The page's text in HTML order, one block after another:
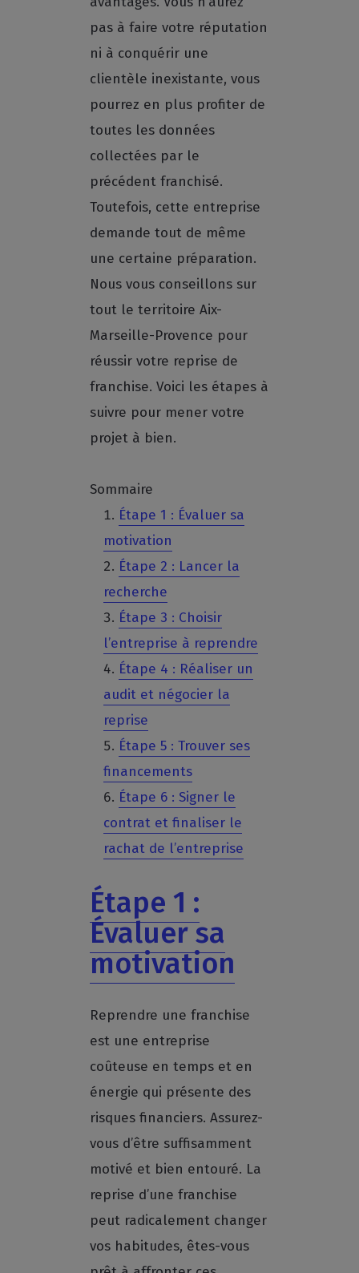
pas à faire votre réputation
ni à conquérir une
clientèle inexistante, vous
pourrez en plus profiter de
toutes les données
collectées par le
précédent franchisé.
Toutefois, cette entreprise
demande tout de même
une certaine préparation.
Nous vous conseillons sur
tout le territoire Aix-
Marseille-Provence pour
réussir votre reprise de
franchise. Voici les étapes à
suivre pour mener votre
projet à bien.
Sommaire
Étape 1 : Évaluer sa
motivation
Étape 2 : Lancer la
recherche
Étape 3 : Choisir
l’entreprise à reprendre
Étape 4 : Réaliser un
audit et négocier la
reprise
Étape 5 : Trouver ses
financements
Étape 6 : Signer le
contrat et finaliser le
rachat de l’entreprise
Étape 1 :
Évaluer sa
motivation
Reprendre une franchise
est une entreprise
coûteuse en temps et en
énergie qui présente des
risques financiers. Assurez-
vous d’être suffisamment
motivé et bien entouré. La
reprise d’une franchise
peut radicalement changer
vos habitudes, êtes-vous